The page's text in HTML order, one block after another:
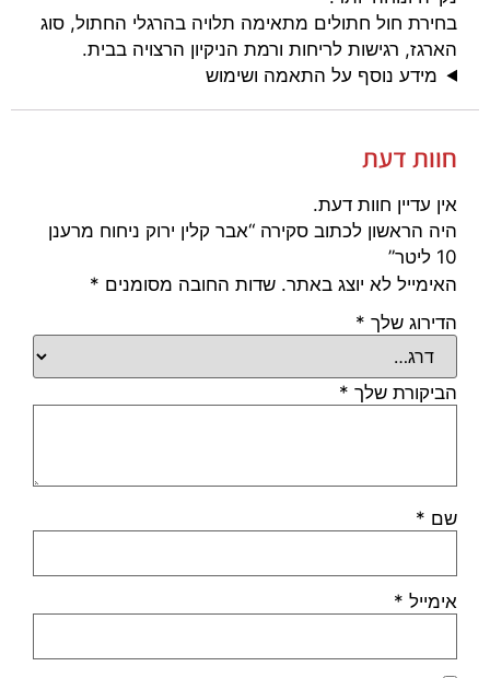
בחירת חול חתולים מתאימה תלויה בהרגלי החתול, סוג
הארגז, רגישות לריחות ורמת הניקיון הרצויה בבית.
מידע נוסף על התאמה ושימוש
חוות דעת
אין עדיין חוות דעת.
היה הראשון לכתוב סקירה “אבר קלין ירוק ניחוח מרענן
10 ליטר”
האימייל לא יוצג באתר. שדות החובה מסומנים *
הדירוג שלך *
הביקורת שלך *
שם *
אימייל *